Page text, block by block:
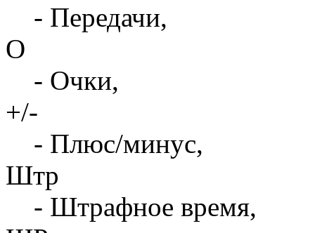
- Передачи,
О
- Очки,
+/-
- Плюс/минус,
Штр
- Штрафное время,